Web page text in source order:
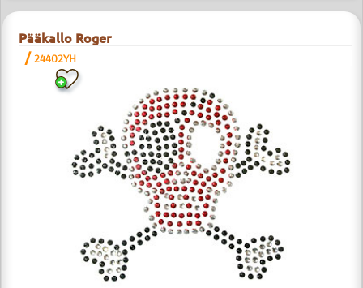
Pääkallo Roger
/24402YH